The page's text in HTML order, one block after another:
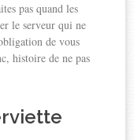
pas quand les
le serveur qui ne
de vous
histoire de ne pas